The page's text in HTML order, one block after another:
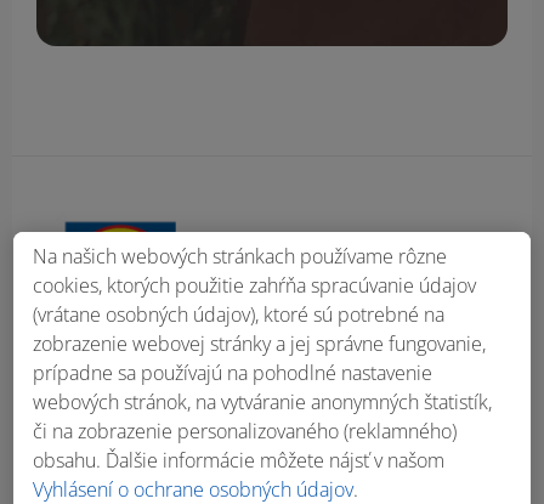
Na našich webových stránkach používame rôzne
cookies, ktorých použitie zahŕňa spracúvanie údajov
(vrátane osobných údajov), ktoré sú potrebné na
zobrazenie webovej stránky a jej správne fungovanie,
prípadne sa používajú na pohodlné nastavenie
webových stránok, na vytváranie anonymných štatistík,
či na zobrazenie personalizovaného (reklamného)
obsahu. Ďalšie informácie môžete nájsť v našom
Vyhlásení o ochrane osobných údajov.